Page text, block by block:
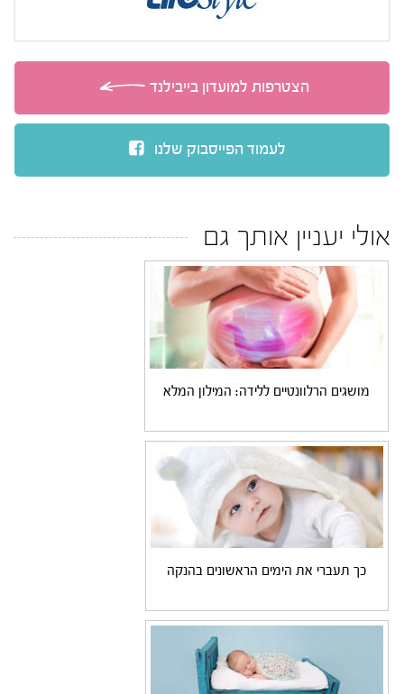
הצטרפות למועדון בייבילנד
לעמוד הפייסבוק שלנו
אולי יעניין אותך גם
מושגים הרלוונטיים ללידה: המילון המלא
כך תעברי את הימים הראשונים בהנקה